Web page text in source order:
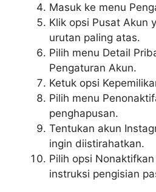
Masuk ke menu
Klik opsi Pusat Akun
urutan paling atas.
Pilih menu Detail
Pengaturan Akun.
Ketuk opsi
Pilih menu
penghapusan.
Tentukan akun
ingin diistirahatkan.
Pilih opsi
instruksi pengisian